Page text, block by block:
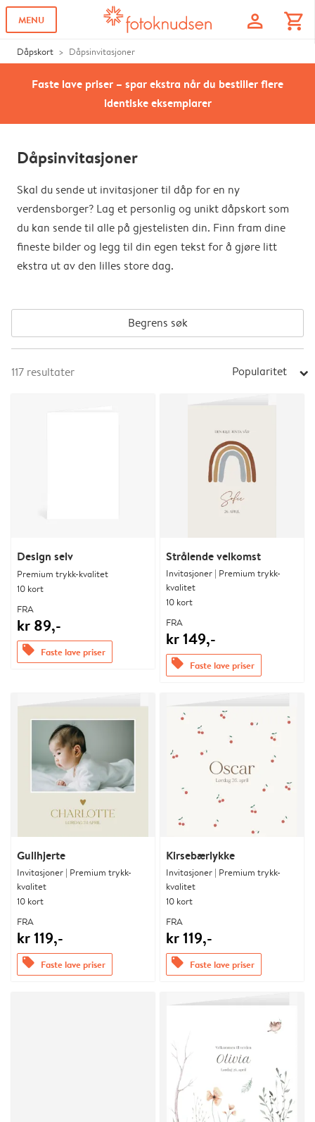
MENU profile shopping_cart
Dåpskort Dåpsinvitasjoner
Faste lave priser – spar ekstra når du bestiller flere
identiske eksemplarer
Dåpsinvitasjoner
Skal du sende ut invitasjoner til dåp for en ny
verdensborger? Lag et personlig og unikt dåpskort som
du kan sende til alle på gjestelisten din. Finn fram dine
fineste bilder og legg til din egen tekst for å gjøre litt
ekstra ut av den lilles store dag.
Begrens søk
117 resultater Popularitet arrow_right
Design selv
Premium trykk-kvalitet
10 kort
FRA
kr 89,-
offers Faste lave priser
Strålende velkomst
Invitasjoner | Premium trykk-
kvalitet
10 kort
FRA
kr 149,-
offers Faste lave priser
Gullhjerte
Invitasjoner | Premium trykk-
kvalitet
10 kort
FRA
kr 119,-
offers Faste lave priser
Kirsebærlykke
Invitasjoner | Premium trykk-
kvalitet
10 kort
FRA
kr 119,-
offers Faste lave priser